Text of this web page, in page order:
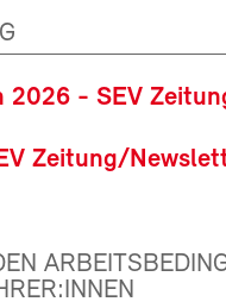
2026 - SEV
Zeitung/